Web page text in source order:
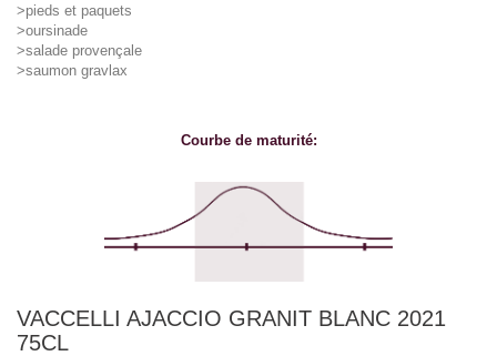
>pieds et paquets
>oursinade
>salade provençale
>saumon gravlax
Courbe de maturité:
VACCELLI AJACCIO GRANIT BLANC 2021
75CL